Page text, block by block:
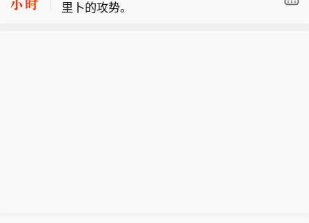
达加入意愿。（新华社）
华达能源公司已经正式起诉正在该州建
里卜的攻势。